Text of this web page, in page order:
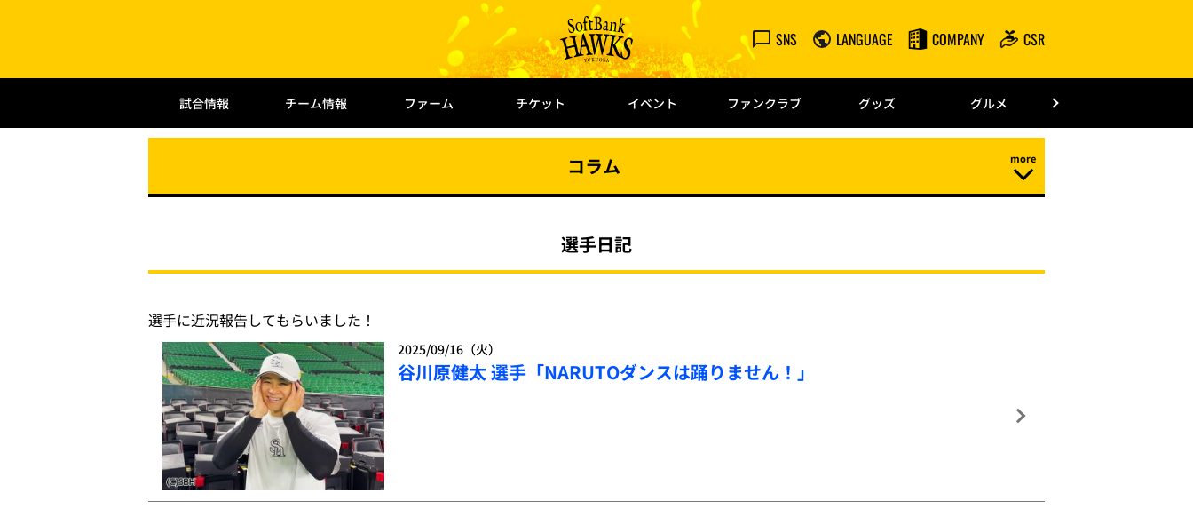
SNS LANGUAGE COMPANY CSR
試合情報 チーム情報 ファーム チケット イベント ファンクラブ グッズ グルメ
コラム
選手日記
選手に近況報告してもらいました！
2025/09/16（火）
谷川原健太 選手「NARUTOダンスは踊りません！」